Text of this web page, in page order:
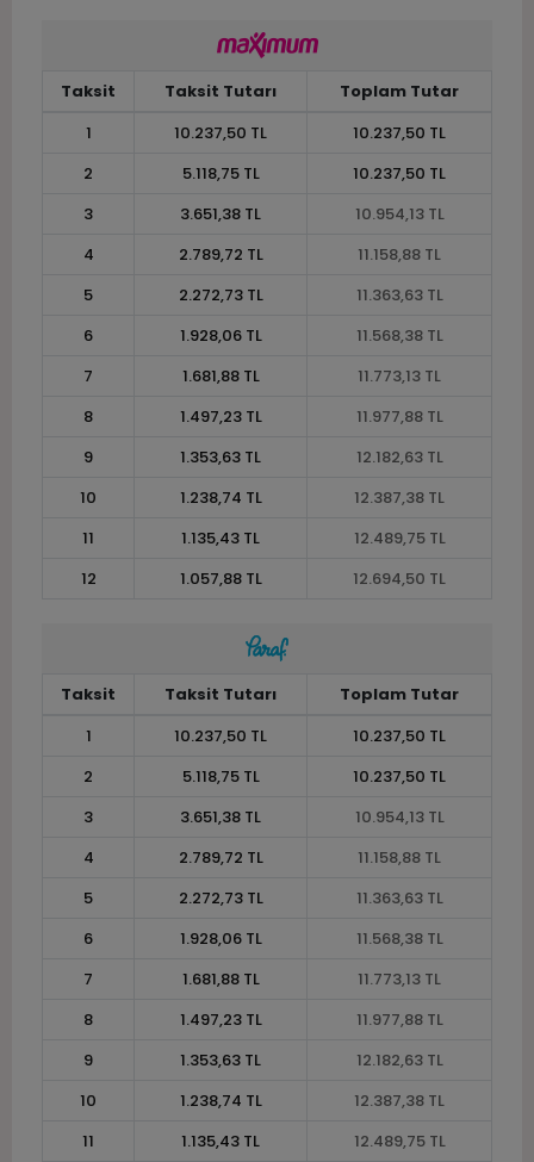
Taksit Taksit Tutarı
Toplam Tutar
1
10.237,50 TL
10.237,50 TL
2
5.118,75 TL
10.237,50 TL
3
3.651,38 TL
10.954,13 TL
4
2.789,72 TL
11.158,88 TL
5
2.272,73 TL
11.363,63 TL
6
1.928,06 TL
11.568,38 TL
7
1.681,88 TL
11.773,13 TL
8
1.497,23 TL
11.977,88 TL
9
1.353,63 TL
12.182,63 TL
10
1.238,74 TL
12.387,38 TL
11
1.135,43 TL
12.489,75 TL
12
1.057,88 TL 12.694,50 TL
Taksit Taksit Tutarı
Toplam Tutar
1
10.237,50 TL
10.237,50 TL
2
5.118,75 TL
10.237,50 TL
3
3.651,38 TL
10.954,13 TL
4
2.789,72 TL
11.158,88 TL
5
2.272,73 TL
11.363,63 TL
6
1.928,06 TL
11.568,38 TL
7
1.681,88 TL
11.773,13 TL
8
1.497,23 TL
11.977,88 TL
9
1.353,63 TL
12.182,63 TL
10
1.238,74 TL
12.387,38 TL
11
1.135,43 TL
12.489,75 TL